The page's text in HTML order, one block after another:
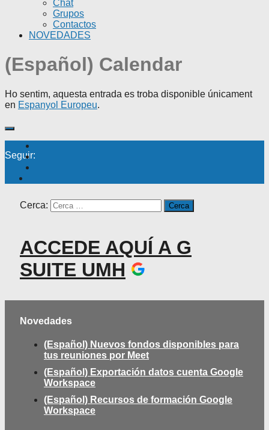
Chat
Grupos
Contactos
NOVEDADES
(Español) Calendar
Ho sentim, aquesta entrada es troba disponible únicament
en Espanyol Europeu.
Seguir:
Cerca:
ACCEDE AQUÍ A G
SUITE UMH
Novedades
(Español) Nuevos fondos disponibles para
tus reuniones por Meet
(Español) Exportación datos cuenta Google
Workspace
(Español) Recursos de formación Google
Workspace